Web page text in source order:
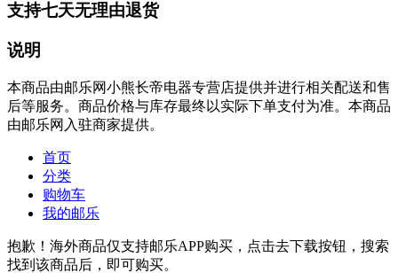
支持七天无理由退货
说明
本商品由邮乐网小熊长帝电器专营店提供并进行相关配送和售
后等服务。商品价格与库存最终以实际下单支付为准。本商品
由邮乐网入驻商家提供。
首页
分类
购物车
我的邮乐
抱歉！海外商品仅支持邮乐APP购买，点击去下载按钮，搜索
找到该商品后，即可购买。